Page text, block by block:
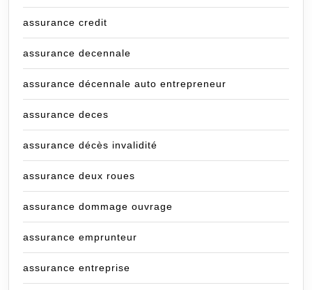
assurance credit
assurance decennale
assurance décennale auto entrepreneur
assurance deces
assurance décès invalidité
assurance deux roues
assurance dommage ouvrage
assurance emprunteur
assurance entreprise